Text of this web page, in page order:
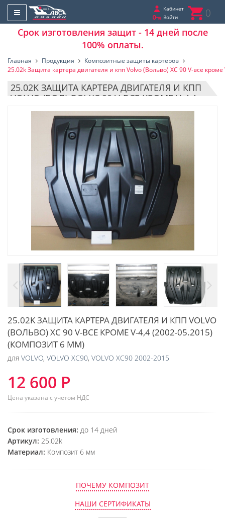
Кабинет
Войти
0
Срок изготовления защит - 14 дней после
100% оплаты.
Главная Продукция
Композитные защиты картеров
25.02k Защита картера двигателя и кпп Volvo (Вольво) XC 90 V-все
25.02K ЗАЩИТА КАРТЕРА ДВИГАТЕЛЯ И КПП
VOLVO (ВОЛЬВО) XC 90 V-ВСЕ КРОМЕ V-4,4
(2002-05.2015) (КОМПОЗИТ 6 ММ)
25.02K ЗАЩИТА КАРТЕРА ДВИГАТЕЛЯ И КПП VOLVO
(ВОЛЬВО) XC 90 V-ВСЕ КРОМЕ V-4,4 (2002-05.2015)
(КОМПОЗИТ 6 ММ)
для VOLVO, VOLVO XC90, VOLVO XC90 2002-2015
12 600 Р
Цена указана с учетом НДС
Срок изготовления: до 14 дней
Артикул: 25.02k
Материал: Композит 6 мм
ПОЧЕМУ КОМПОЗИТ
НАШИ СЕРТИФИКАТЫ